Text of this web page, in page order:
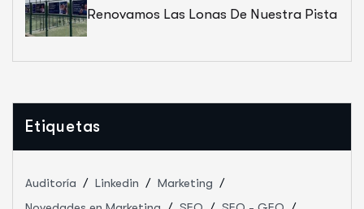
Renovamos Las Lonas De Nuestra Pista
Etiquetas
Auditoría Linkedin
Marketing